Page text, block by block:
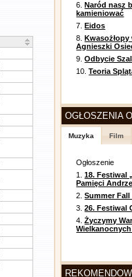
6.Naród nasz
kamieniować
7.Eidos
8.
Agnieszki
9.Odbycie
10.Teoria
OGŁOSZENIA
Muzyka Film
Ogłoszenie
1.18. Festiwal
Pamięci
2.Summer Fall
3.26. Festiwal
4.Życzymy
Wielkanocnych